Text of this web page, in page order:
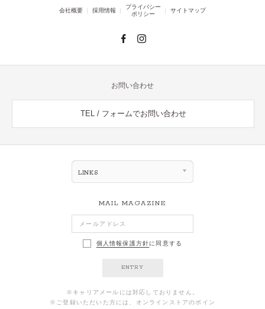
会社概要 採用情報
プライバシー
ポリシー
サイトマップ
お問い合わせ
TEL / フォームでお問い合わせ
LINKS
MAIL MAGAZINE
個人情報保護方針に同意する
ENTRY
※キャリアメールには対応しておりません。
※ご登録いただいた方には、オンラインストアのポイン